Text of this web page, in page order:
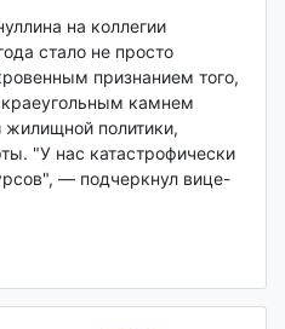
на коллегии
стало не просто
признанием того,
камнем
жилищной политики,
"У нас катастрофически
— подчеркнул вице-